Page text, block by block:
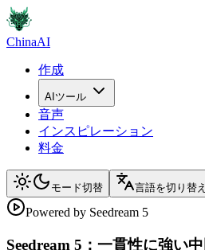
ChinaAI
作成
AIツール
音声
インスピレーション
料金
モード切替 言語を切り替え
Powered by Seedream 5
Seedream 5：一貫性に強い